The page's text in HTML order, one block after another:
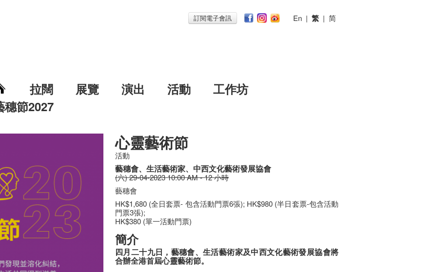
訂閱電子會訊 En | 繁 | 简
拉闊 展覽 演出 活動
工作坊
穗節2027
心靈藝術節
活動
藝穗會、生活藝術家、中西文化藝術發展協會
(六) 29-04-2023 10:00 AM - 12 小時
藝穗會
HK$1,680 (全日套票- 包含活動門票6張); HK$980 (半日套票-包含活動
門票3張);
HK$380 (單一活動門票)
簡介
四月二十九日，藝穗會、生活藝術家及中西文化藝術發展協會將
合辦全港首屆心靈藝術節。